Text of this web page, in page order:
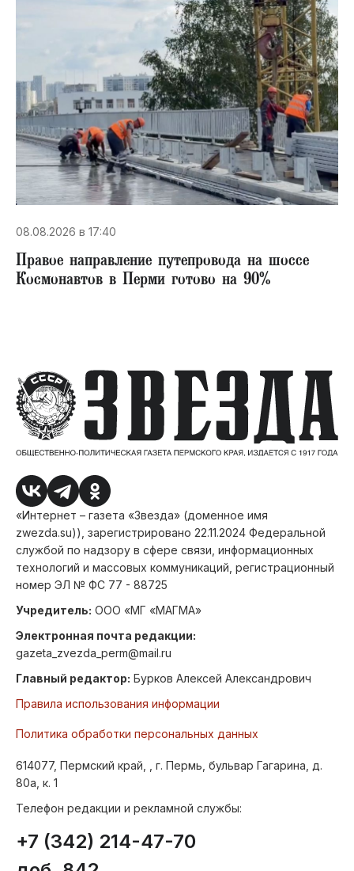
08.08.2026 в 17:40
Правое направление путепровода на шоссе
Космонавтов в Перми готово на 90%
«Интернет – газета «Звезда» (доменное имя
zwezda.su)), зарегистрировано 22.11.2024 Федеральной
службой по надзору в сфере связи, информационных
технологий и массовых коммуникаций, регистрационный
номер ЭЛ № ФС 77 - 88725
Учредитель: ООО «МГ «МАГМА»
Электронная почта редакции:
gazeta_zvezda_perm@mail.ru
Главный редактор: Бурков Алексей Александрович
Правила использования информации
Политика обработки персональных данных
614077, Пермский край, , г. Пермь, бульвар Гагарина, д.
80а, к. 1
Телефон редакции и рекламной службы:
+7 (342) 214-47-70